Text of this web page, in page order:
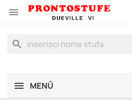

search
MENÙ